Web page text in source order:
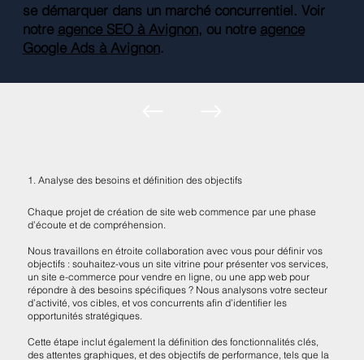
se démarquer dans un marché concurrentiel. Voir
notre agence SEO à Avignon, ou notre agence
Google Ads à Avignon.
1. Analyse des besoins et définition des objectifs
Chaque projet de création de site web commence par une phase
d’écoute et de compréhension.
Nous travaillons en étroite collaboration avec vous pour définir vos
objectifs : souhaitez-vous un site vitrine pour présenter vos services,
un site e-commerce pour vendre en ligne, ou une app web pour
répondre à des besoins spécifiques ? Nous analysons votre secteur
d’activité, vos cibles, et vos concurrents afin d’identifier les
opportunités stratégiques.
Cette étape inclut également la définition des fonctionnalités clés,
des attentes graphiques, et des objectifs de performance, tels que la